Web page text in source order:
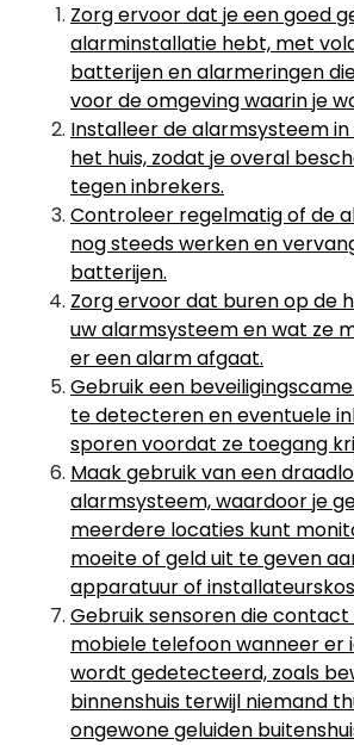
Zorg ervoor dat je een goed
alarminstallatie hebt, met
batterijen en alarmeringen
voor de omgeving waarin je
Installeer de alarmsysteem
het huis, zodat je overal
tegen inbrekers.
Controleer regelmatig of de
nog steeds werken en
batterijen.
Zorg ervoor dat buren op de
uw alarmsysteem en wat ze
er een alarm afgaat.
Gebruik een
te detecteren en eventuele
sporen voordat ze toegang
Maak gebruik van een
alarmsysteem, waardoor je
meerdere locaties kunt
moeite of geld uit te geven
apparatuur of
Gebruik sensoren die
mobiele telefoon wanneer er
wordt gedetecteerd, zoals
binnenshuis terwijl niemand
ongewone geluiden